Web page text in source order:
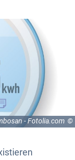
- Fotolia.com